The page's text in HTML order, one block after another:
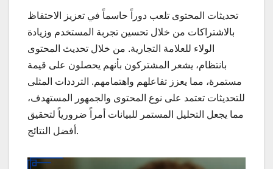
تحديثات المحتوى تلعب دوراً حاسماً في تعزيز الاحتفاظ
بالاشتراكات من خلال تحسين تجربة المستخدم وزيادة
الولاء للعلامة التجارية. من خلال تحديث المحتوى
بانتظام، يشعر المشتركون بأنهم يحصلون على قيمة
مستمرة، مما يعزز تفاعلهم واهتمامهم. الترددات المثلى
للتحديثات تعتمد على نوع المحتوى والجمهور المستهدف،
مما يجعل التحليل المستمر للبيانات أمراً ضرورياً لتحقيق
أفضل النتائج.